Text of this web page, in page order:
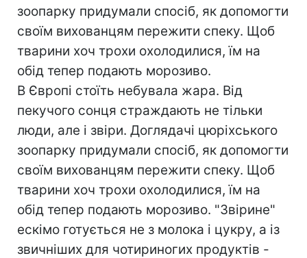
зоопарку придумали спосіб, як допомогти
своїм вихованцям пережити спеку. Щоб
тварини хоч трохи охолодилися, їм на
обід тепер подають морозиво.
В Європі стоїть небувала жара. Від
пекучого сонця страждають не тільки
люди, але і звіри. Доглядачі цюріхського
зоопарку придумали спосіб, як допомогти
своїм вихованцям пережити спеку. Щоб
тварини хоч трохи охолодилися, їм на
обід тепер подають морозиво. "Звірине"
ескімо готується не з молока і цукру, а із
звичніших для чотириногих продуктів -